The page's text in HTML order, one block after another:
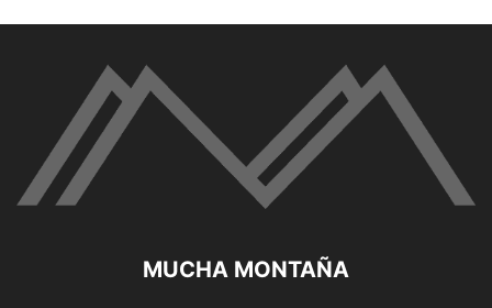
MUCHA MONTAÑA